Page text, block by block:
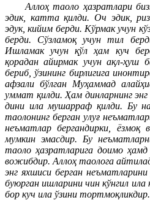
Аллоҳ таоло ҳазратлари
эдик, катта қилди. Оч эдик,
эдук, кийим берди. Кўрмак учун
берди. Сўзламоқ учун тил
Ишламак учун қўл ҳам куч
қорадан айирмак учун ақл-ҳуш
бериб, ўзининг бирлигига
афзали бўлган Муҳаммад
уммат қилди. Ҳам динларнинг энг
дини ила мушарраф қилди. Бу
таолонинг берган улуғ
неъматлар бергандирки, ёзмоқ
мумкин эмасдир. Бу
таоло ҳазратларига доимо
вожибдир. Аллоҳ таолога
энг яхшиси берган
буюрган ишларини чин кўнгил
бор куч ила ўзини тортмоқликдир.